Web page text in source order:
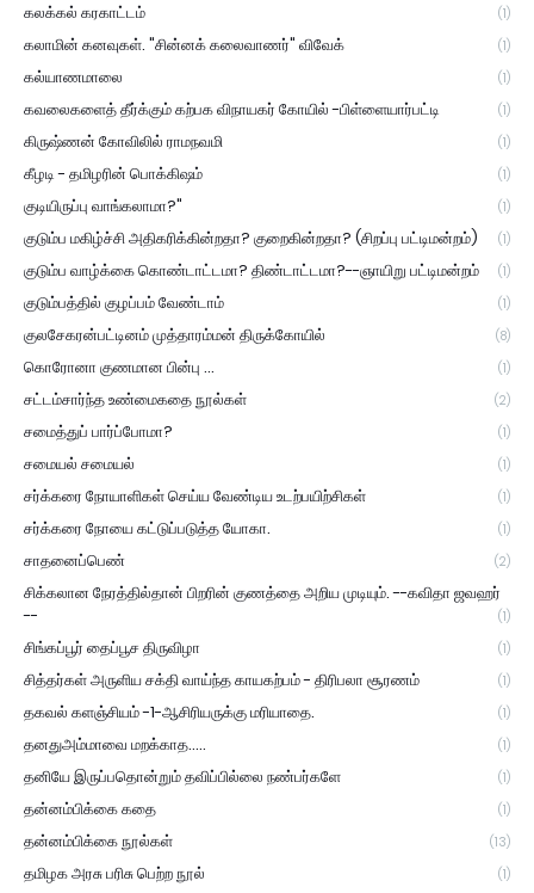
கலக்கல் கரகாட்டம் (1)
கலாமின் கனவுகள். "சின்னக் கலைவாணர்" விவேக் (1)
கல்யாணமாலை (1)
கவலைகளைத் தீர்க்கும் கற்பக விநாயகர் கோயில் -பிள்ளையார்பட்டி (1)
கிருஷ்ணன் கோவிலில் ராமநவமி (1)
கீழடி - தமிழரின் பொக்கிஷம் (1)
குடியிருப்பு வாங்கலாமா?" (1)
குடும்ப மகிழ்ச்சி அதிகரிக்கின்றதா? குறைகின்றதா? (சிறப்பு பட்டிமன்றம்) (1)
குடும்ப வாழ்க்கை கொண்டாட்டமா? திண்டாட்டமா?--ஞாயிறு பட்டிமன்றம் (1)
குடும்பத்தில் குழப்பம் வேண்டாம் (1)
குலசேகரன்பட்டினம் முத்தாரம்மன் திருக்கோயில் (8)
கொரோனா குணமான பின்பு ... (1)
சட்டம்சார்ந்த உண்மைகதை நூல்கள் (2)
சமைத்துப் பார்ப்போமா? (1)
சமையல் சமையல் (1)
சர்க்கரை நோயாளிகள் செய்ய வேண்டிய உடற்பயிற்சிகள் (1)
சர்க்கரை நோயை கட்டுப்படுத்த யோகா. (1)
சாதனைப்பெண் (2)
சிக்கலான நேரத்தில்தான் பிறரின் குணத்தை அறிய முடியும். --கவிதா ஜவஹர்
--
(1)
சிங்கப்பூர் தைப்பூச திருவிழா (1)
சித்தர்கள் அருளிய சக்தி வாய்ந்த காயகற்பம் - திரிபலா சூரணம் (1)
தகவல் களஞ்சியம் -1-ஆசிரியருக்கு மரியாதை. (1)
தனதுஅம்மாவை மறக்காத..... (1)
தனியே இருப்பதொன்றும் தவிப்பில்லை நண்பர்களே (1)
தன்னம்பிக்கை கதை (1)
தன்னம்பிக்கை நூல்கள் (13)
தமிழக அரசு பரிசு பெற்ற நூல் (1)